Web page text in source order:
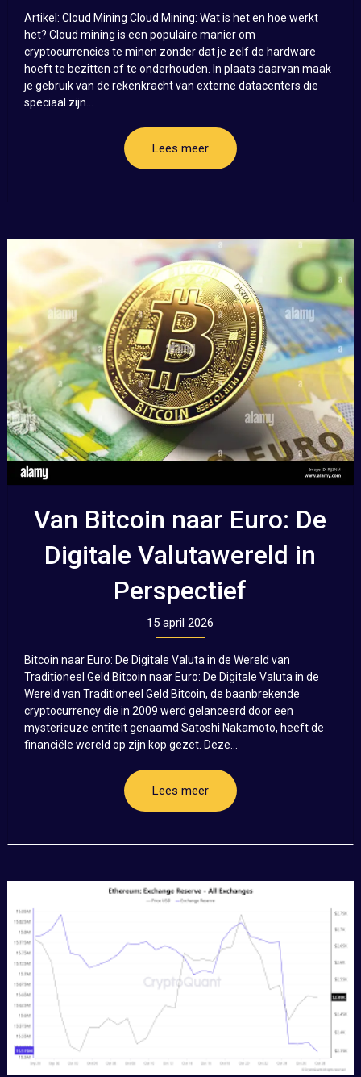
Artikel: Cloud Mining Cloud Mining: Wat is het en hoe werkt
het? Cloud mining is een populaire manier om
cryptocurrencies te minen zonder dat je zelf de hardware
hoeft te bezitten of te onderhouden. In plaats daarvan maak
je gebruik van de rekenkracht van externe datacenters die
speciaal zijn...
Lees meer
Van Bitcoin naar Euro: De
Digitale Valutawereld in
Perspectief
15 april 2026
Bitcoin naar Euro: De Digitale Valuta in de Wereld van
Traditioneel Geld Bitcoin naar Euro: De Digitale Valuta in de
Wereld van Traditioneel Geld Bitcoin, de baanbrekende
cryptocurrency die in 2009 werd gelanceerd door een
mysterieuze entiteit genaamd Satoshi Nakamoto, heeft de
financiële wereld op zijn kop gezet. Deze...
Lees meer